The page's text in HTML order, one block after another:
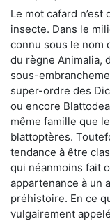
Le mot cafard
insecte. Dans le
connu sous le nom
du règne Animalia,
sous-
super-ordre des
ou encore
même famille que
blattoptères.
tendance à être
qui néanmoins fait
appartenance à un
préhistoire. En ce
vulgairement